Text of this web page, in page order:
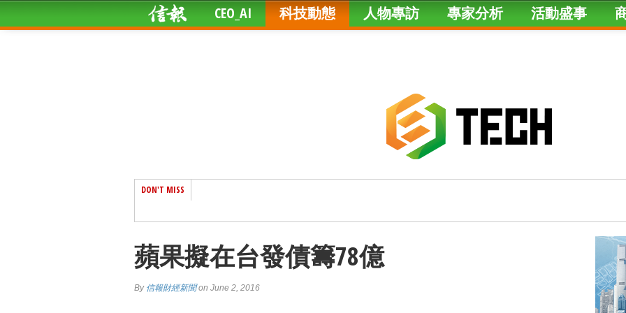
CEO_AI 科技動態 人物專訪 專家分析 活動盛事
DON'T MISS
蘋果擬在台發債籌78億
By 信報財經新聞on June 2, 2016